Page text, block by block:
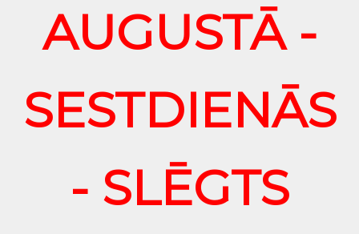
AUGUSTĀ -
SESTDIENĀS
- SLĒGTS